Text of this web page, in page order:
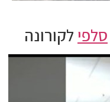
סלפי לקורונה